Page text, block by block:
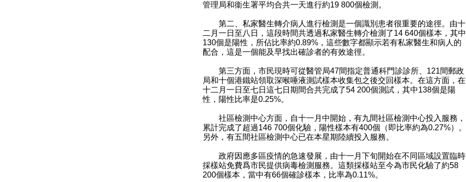
管理局和衞生署平均合共一天進行約19 800個檢測。
第二、私家醫生轉介病人進行檢測是一個識別患者很重要的途徑。由十
二月一日至八日，這段時間共透過私家醫生轉介檢測了14 640個樣本，其中
130個是陽性，所佔比率約0.89%，這些數字都顯示若有私家醫生和病人的
配合，這是一個能及早找出確診者的有效途徑。
第三方面，市民現時可從醫管局47間指定普通科門診診所、121間郵政
局和十個港鐵站領取深喉唾液測試樣本收集包之後交回樣本。在這方面，在
十二月一日至七日這七日期間合共完成了54 200個測試，其中138個是陽
性，陽性比率是0.25%。
社區檢測中心方面，自十一月中開始，有九間社區檢測中心投入服務，
累計完成了超過146 700個化驗，陽性樣本有400個（即比率約為0.27%）。
另外，有五間社區檢測中心已在本星期陸續投入服務。
政府因應多區疫情的急速發展，由十一月下旬開始在不同區域設置臨時
採樣站免費爲市民提供病毒檢測服務。這類採樣站至今為市民化驗了約58
200個樣本，當中有66個確診樣本，比率為0.11%。